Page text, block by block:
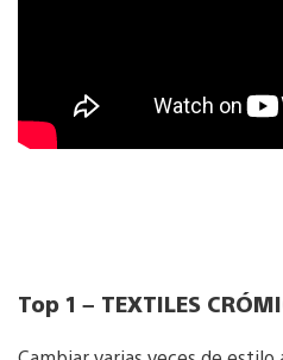
Top 1 – TEXTILES